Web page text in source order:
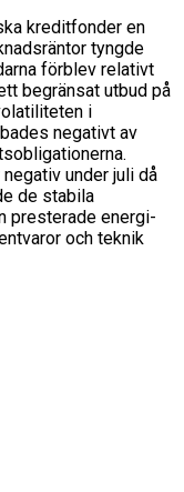
kreditfonder en
tyngde
förblev relativt
begränsat utbud på
i
negativt av
under juli då
de stabila
presterade energi-
och teknik